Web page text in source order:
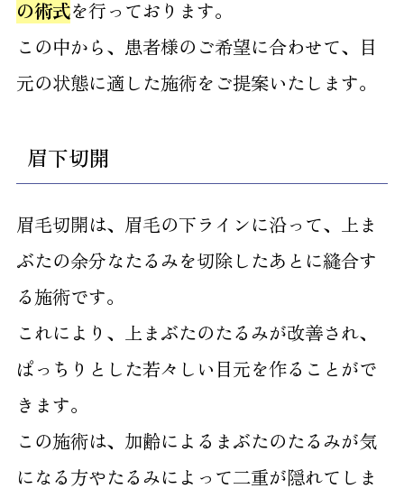
の術式を行っております。
この中から、患者様のご希望に合わせて、目
元の状態に適した施術をご提案いたします。
眉下切開
眉毛切開は、眉毛の下ラインに沿って、上ま
ぶたの余分なたるみを切除したあとに縫合す
る施術です。
これにより、上まぶたのたるみが改善され、
ぱっちりとした若々しい目元を作ることがで
きます。
この施術は、加齢によるまぶたのたるみが気
になる方やたるみによって二重が隠れてしま